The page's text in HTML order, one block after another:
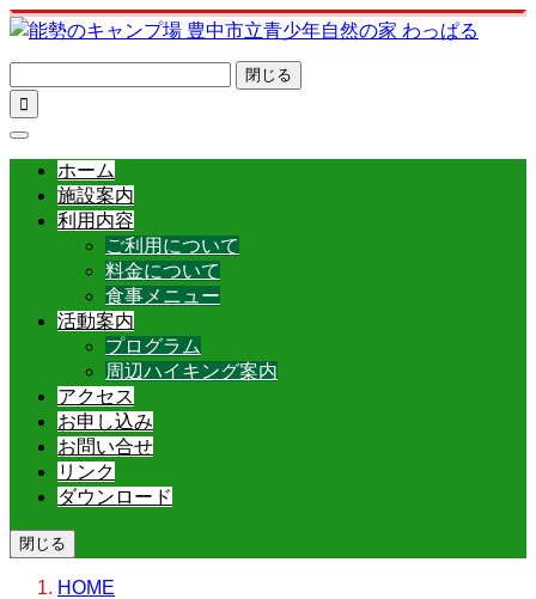
閉じる

ホーム
施設案内
利用内容
ご利用について
料金について
食事メニュー
活動案内
プログラム
周辺ハイキング案内
アクセス
お申し込み
お問い合せ
リンク
ダウンロード
閉じる
HOME